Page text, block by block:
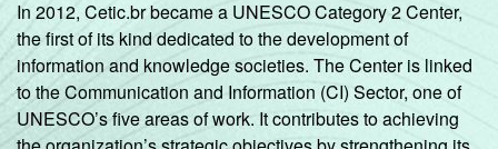
INFORMÁTICA
5 95
1Base: 1.535 professores.
Fonte: NIC.br - set/dez 2010
In 2012, Cetic.br became a UNESCO Category 2 Center,
the first of its kind dedicated to the development of
information and knowledge societies. The Center is linked
to the Communication and Information (CI) Sector, one of
UNESCO’s five areas of work. It contributes to achieving